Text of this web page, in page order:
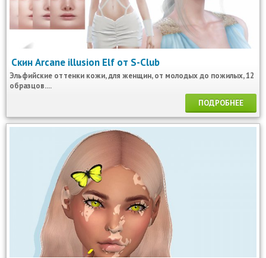
Скин Arcane illusion Elf от S-Club
Эльфийские оттенки кожи, для женщин, от молодых до пожилых, 12
образцов....
ПОДРОБНЕЕ